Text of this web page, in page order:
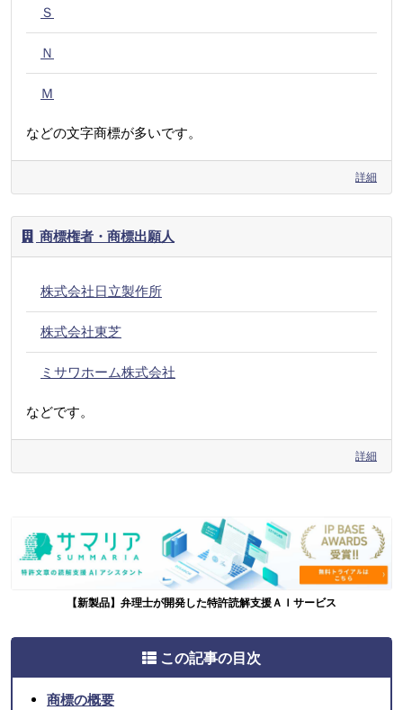
Ｓ
Ｎ
Ｍ
などの文字商標が多いです。
詳細
商標権者・商標出願人
株式会社日立製作所
株式会社東芝
ミサワホーム株式会社
などです。
詳細
【新製品】弁理士が開発した特許読解支援ＡＩサービス
この記事の目次
商標の概要